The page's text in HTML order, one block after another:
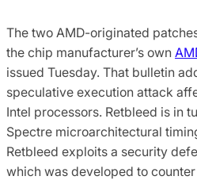
The two AMD-originated
the chip manufacturer’s own
issued Tuesday. That bulletin
speculative execution attack
Intel processors. Retbleed is in
Spectre microarchitectural
Retbleed exploits a security
which was developed to